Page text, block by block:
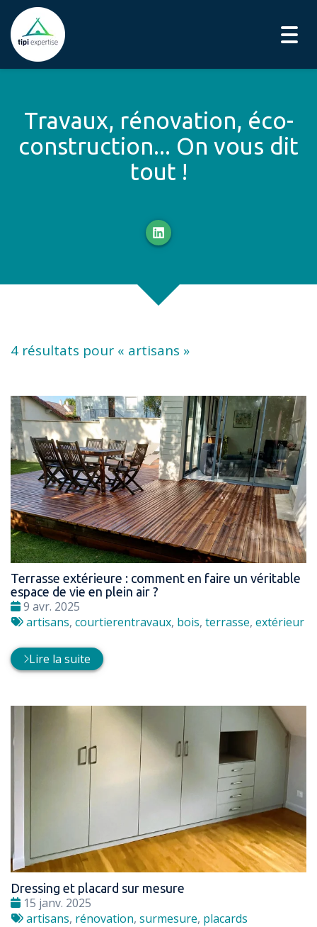
Travaux, rénovation, éco-
construction... On vous dit
tout !
4 résultats pour « artisans »
Terrasse extérieure : comment en faire un véritable
espace de vie en plein air ?
Date
:
9 avr. 2025
Tags
artisans, courtierentravaux, bois, terrasse, extérieur
Lire la suite
Dressing et placard sur mesure
Date
:
15 janv. 2025
Tags
artisans, rénovation, surmesure, placards